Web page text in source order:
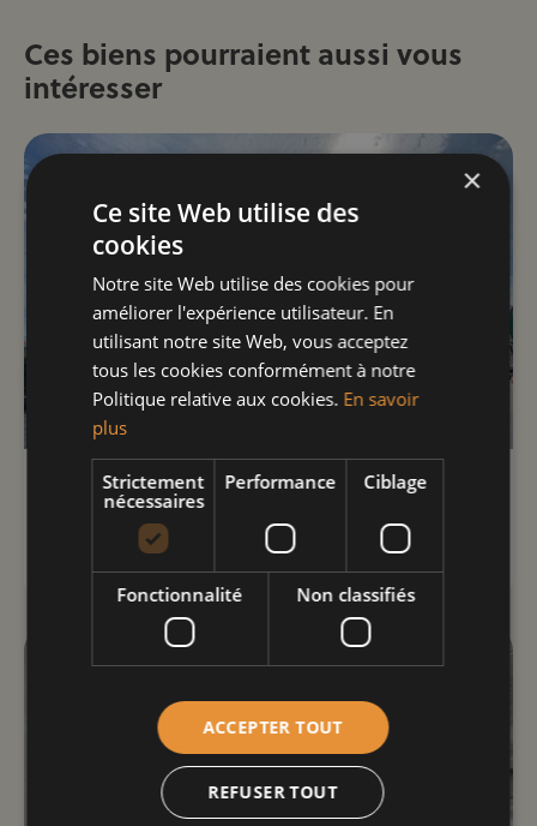
Ces biens pourraient aussi vous
intéresser
1140 EVERE - PARKING
PARKING À VENDRE
×
Ce site Web utilise des
cookies
Notre site Web utilise des cookies pour
améliorer l'expérience utilisateur. En
utilisant notre site Web, vous acceptez
tous les cookies conformément à notre
Politique relative aux cookies. En savoir
plus
Strictement
nécessaires
Performance Ciblage
Fonctionnalité Non classifiés
ACCEPTER TOUT
REFUSER TOUT